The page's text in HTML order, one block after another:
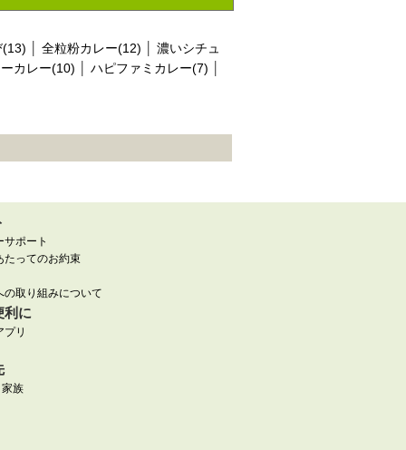
(13) 全粒粉カレー(12)
濃いシチュ
カレー(10)
ハピファミカレー(7)
サポート
たってのお約束
の取り組みについて
利に
プリ
家族